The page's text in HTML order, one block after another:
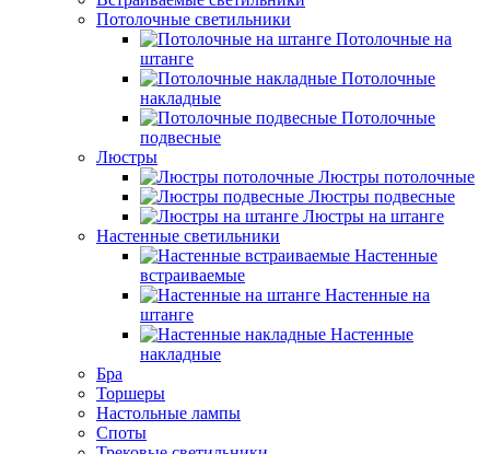
Потолочные светильники
Потолочные на
штанге
Потолочные
накладные
Потолочные
подвесные
Люстры
Люстры потолочные
Люстры подвесные
Люстры на штанге
Настенные светильники
Настенные
встраиваемые
Настенные на
штанге
Настенные
накладные
Бра
Торшеры
Настольные лампы
Споты